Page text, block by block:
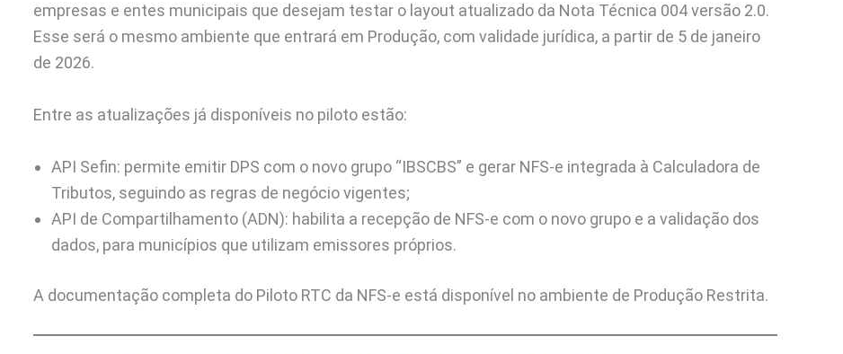
empresas e entes municipais que desejam testar o layout atualizado da Nota Técnica 004 versão 2.0.
Esse será o mesmo ambiente que entrará em Produção, com validade jurídica, a partir de 5 de janeiro
de 2026.
Entre as atualizações já disponíveis no piloto estão:
API Sefin: permite emitir DPS com o novo grupo “IBSCBS” e gerar NFS-e integrada à Calculadora de
Tributos, seguindo as regras de negócio vigentes;
API de Compartilhamento (ADN): habilita a recepção de NFS-e com o novo grupo e a validação dos
dados, para municípios que utilizam emissores próprios.
A documentação completa do Piloto RTC da NFS-e está disponível no ambiente de Produção Restrita.